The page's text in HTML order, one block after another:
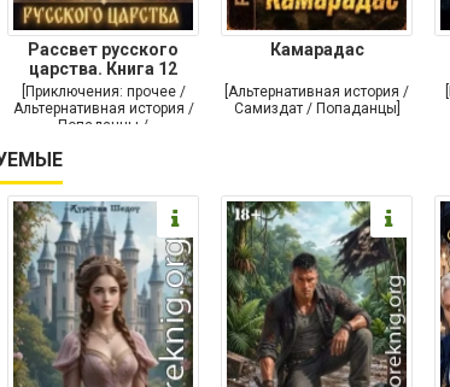
Рассвет русского
царства. Книга 12
[Приключения: прочее /
Альтернативная история /
Попаданцы /
приключения]
Камарадас
[Альтернативная история /
Самиздат / Попаданцы]